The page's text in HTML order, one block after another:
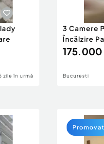
zile în urmă
3 Camere
Încălzire
175.000
Bucuresti
Promovat